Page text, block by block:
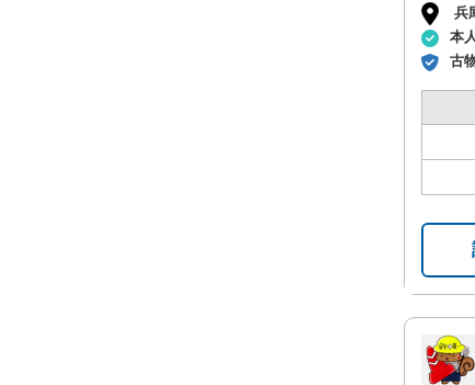
兵
本
古